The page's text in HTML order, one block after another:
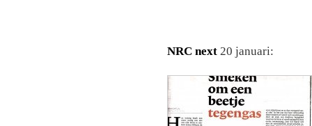
NRC next 20 januari: